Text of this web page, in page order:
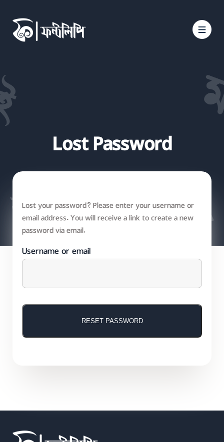
Lost Password
Lost your password? Please enter your username or
email address. You will receive a link to create a new
password via email.
Username or email
RESET PASSWORD